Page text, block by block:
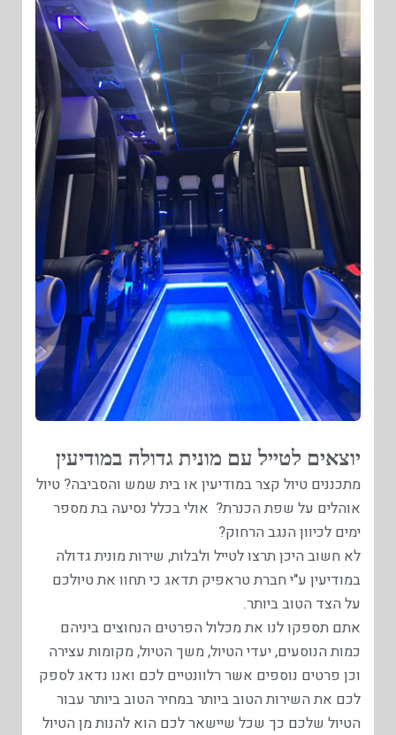
יוצאים לטייל עם מונית גדולה במודיעין
מתכננים טיול קצר במודיעין או בית שמש והסביבה? טיול
אוהלים על שפת הכנרת? אולי בכלל נסיעה בת מספר
ימים לכיוון הנגב הרחוק?
לא חשוב היכן תרצו לטייל ולבלות, שירות מונית גדולה
במודיעין ע"י חברת טראפיק תדאג כי תחוו את טיולכם
על הצד הטוב ביותר.
אתם תספקו לנו את מכלול הפרטים הנחוצים ביניהם
כמות הנוסעים, יעדי הטיול, משך הטיול, מקומות עצירה
וכן פרטים נוספים אשר רלוונטיים לכם ואנו נדאג לספק
לכם את השירות הטוב ביותר במחיר הטוב ביותר עבור
הטיול שלכם כך שכל שיישאר לכם הוא להנות מן הטיול